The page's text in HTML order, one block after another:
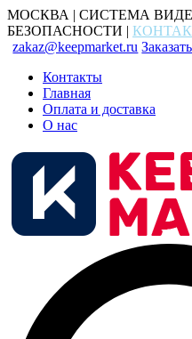
МОСКВА | СИСТЕМА
БЕЗОПАСНОСТИ |
zakaz@keepmarket.ru
Контакты
Главная
Оплата и доставка
О нас